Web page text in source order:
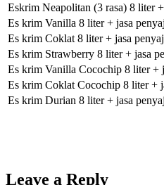
Eskrim Neapolitan (3 rasa) 8 liter
Es krim Vanilla 8 liter + jasa
Es krim Coklat 8 liter + jasa
Es krim Strawberry 8 liter + jasa
Es krim Vanilla Cocochip 8 liter +
Es krim Coklat Cocochip 8 liter +
Es krim Durian 8 liter + jasa
Leave a Reply